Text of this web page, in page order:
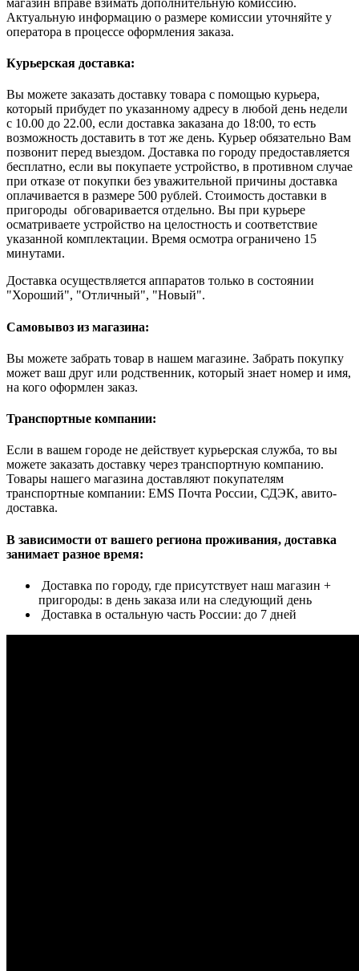
Актуальную информацию о размере комиссии уточняйте у
оператора в процессе оформления заказа.
Курьерская доставка:
Вы можете заказать доставку товара с помощью курьера,
который прибудет по указанному адресу в любой день недели
с 10.00 до 22.00, если доставка заказана до 18:00, то есть
возможность доставить в тот же день. Курьер обязательно Вам
позвонит перед выездом. Доставка по городу предоставляется
бесплатно, если вы покупаете устройство, в противном случае
при отказе от покупки без уважительной причины доставка
оплачивается в размере 500 рублей. Стоимость доставки в
пригороды обговаривается отдельно. Вы при курьере
осматриваете устройство на целостность и соответствие
указанной комплектации. Время осмотра ограничено 15
минутами.
Доставка осуществляется аппаратов только в состоянии
"Хороший", "Отличный", "Новый".
Самовывоз из магазина:
Вы можете забрать товар в нашем магазине. Забрать покупку
может ваш друг или родственник, который знает номер и имя,
на кого оформлен заказ.
Транспортные компании:
Если в вашем городе не действует курьерская служба, то вы
можете заказать доставку через транспортную компанию.
Товары нашего магазина доставляют покупателям
транспортные компании: EMS Почта России, СДЭК, авито-
доставка.
В зависимости от вашего региона проживания, доставка
занимает разное время:
Доставка по городу, где присутствует наш магазин +
пригороды: в день заказа или на следующий день
Доставка в остальную часть России: до 7 дней